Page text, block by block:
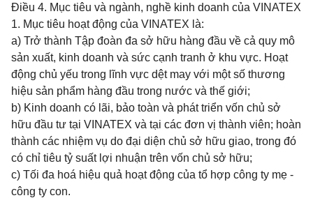
Điều 4. Mục tiêu và ngành, nghề kinh doanh của VINATEX
1. Mục tiêu hoạt động của VINATEX là:
a) Trở thành Tập đoàn đa sở hữu hàng đầu về cả quy mô
sản xuất, kinh doanh và sức cạnh tranh ở khu vực. Hoạt
động chủ yếu trong lĩnh vực dệt may với một số thương
hiệu sản phẩm hàng đầu trong nước và thế giới;
b) Kinh doanh có lãi, bảo toàn và phát triển vốn chủ sở
hữu đầu tư tại VINATEX và tại các đơn vị thành viên; hoàn
thành các nhiệm vụ do đại diện chủ sở hữu giao, trong đó
có chỉ tiêu tỷ suất lợi nhuận trên vốn chủ sở hữu;
c) Tối đa hoá hiệu quả hoạt động của tổ hợp công ty mẹ -
công ty con.